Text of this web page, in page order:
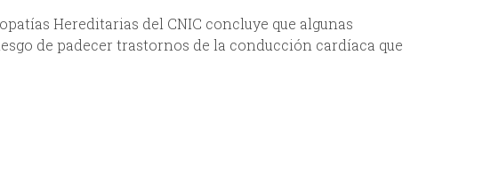
Hereditarias del CNIC concluye que algunas
de padecer trastornos de la conducción cardíaca que